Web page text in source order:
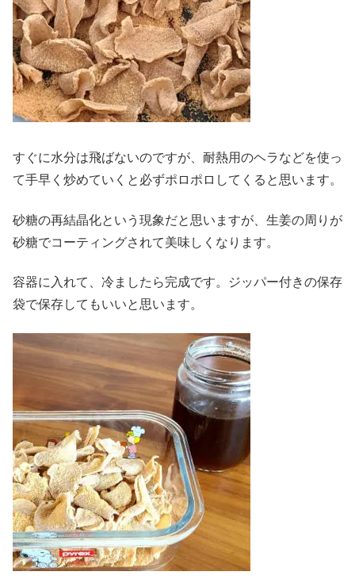
すぐに水分は飛ばないのですが、耐熱用のヘラなどを使っ
て手早く炒めていくと必ずポロポロしてくると思います。
砂糖の再結晶化という現象だと思いますが、生姜の周りが
砂糖でコーティングされて美味しくなります。
容器に入れて、冷ましたら完成です。ジッパー付きの保存
袋で保存してもいいと思います。